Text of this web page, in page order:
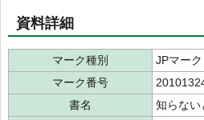
資料詳細
マーク種別
JPマーク
マーク番号
書名
知らない